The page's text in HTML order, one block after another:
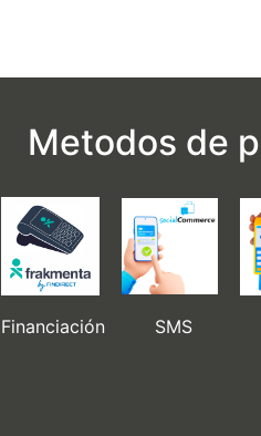
Metodos de
Financiación SMS